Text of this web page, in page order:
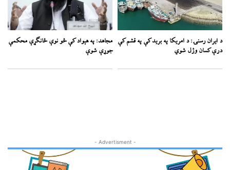
د ایران رسنۍ: د امریکا په برید کې په قشم کې
درې کسان وژل شوي
مجاهد: په هېواد کې څو نوې ځانګړې محکمې
جوړې شوې
- Advertisment -